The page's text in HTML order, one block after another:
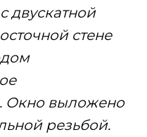
двускатной
стене
Окно выложено
резьбой.